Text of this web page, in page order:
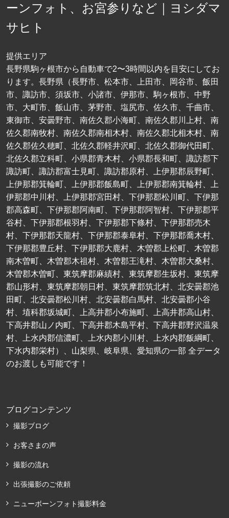
ーンフォト、お宮参りなど｜ヨシダマ
サヒト
提供エリア
長野県駒ヶ根市から自動車で2〜3時間以内を目安にしてお
ります。長野県（長野市、松本市、上田市、岡谷市、飯田
市、諏訪市、須坂市、小諸市、伊那市、駒ヶ根市、中野
市、大町市、飯山市、茅野市、塩尻市、佐久市、千曲市、
東御市、安曇野市、南佐久郡小海町、南佐久郡川上村、南
佐久郡南牧村、南佐久郡南相木村、南佐久郡北相木村、南
佐久郡佐久穂町、北佐久郡軽井沢町、北佐久郡御代田町、
北佐久郡立科町、小県郡青木村、小県郡長和町、諏訪郡下
諏訪町、諏訪郡富士見町、諏訪郡原村、上伊那郡辰野町、
上伊那郡箕輪町、上伊那郡飯島町、上伊那郡南箕輪村、上
伊那郡中川村、上伊那郡宮田村、下伊那郡松川町、下伊那
郡高森町、下伊那郡阿南町、下伊那郡阿智村、下伊那郡平
谷村、下伊那郡根羽村、下伊那郡下條村、下伊那郡売木
村、下伊那郡天龍村、下伊那郡泰阜村、下伊那郡喬木村、
下伊那郡豊丘村、下伊那郡大鹿村、木曽郡上松町、木曽郡
南木曽町、木曽郡木祖村、木曽郡王滝村、木曽郡大桑村、
木曽郡木曽町、東筑摩郡麻績村、東筑摩郡生坂村、東筑摩
郡山形村、東筑摩郡朝日村、東筑摩郡筑北村、北安曇郡池
田町、北安曇郡松川村、北安曇郡白馬村、北安曇郡小谷
村、埴科郡坂城町、上高井郡小布施町、上高井郡高山村、
下高井郡山ノ内町、下高井郡木島平村、下高井郡野沢温泉
村、上水内郡信濃町、上水内郡小川村、上水内郡飯綱町、
下水内郡栄村）、山梨県、岐阜県、愛知県の一部 全データ
のお渡しも可能です！
ブログコンテンツ
撮影ブログ
お客さまの声
撮影の流れ
出張撮影のご依頼
ニューボーンフォト撮影料金